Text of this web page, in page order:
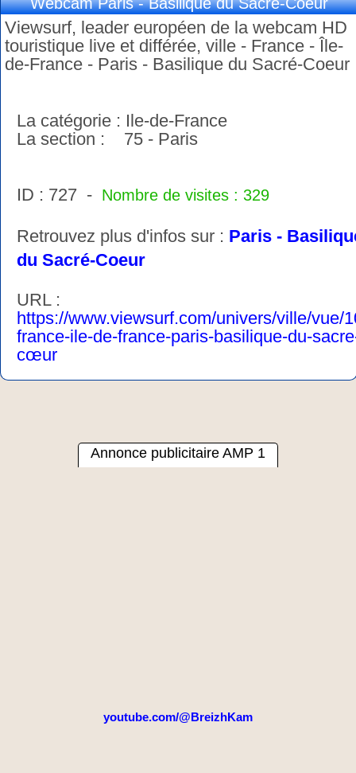
Viewsurf, leader européen de la webcam HD
touristique live et différée, ville - France - Île-
de-France - Paris - Basilique du Sacré-Coeur
La catégorie : Ile-de-France
La section : 75 - Paris
ID : 727 - Nombre de visites : 329
Retrouvez plus d'infos sur : Paris -
du Sacré-Coeur
URL :
https://www.viewsurf.com/univers/ville/vue/
france-ile-de-france-paris-basilique-du-
cœur
Annonce publicitaire AMP 1
youtube.com/@BreizhKam